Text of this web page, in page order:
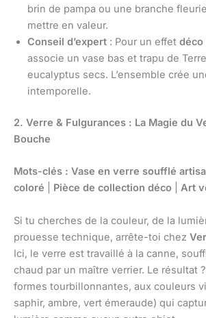
brin de pampa ou une branche
mettre en valeur.
Conseil d’expert : Pour un effet déco
associe un vase bas et trapu de
eucalyptus secs. L’ensemble crée
intemporelle.
2. Verre & Fulgurances : La Magie du
Bouche
Mots-clés : Vase en verre soufflé
coloré
Pièce de collection déco Art
Si tu cherches de la couleur, de la
prouesse technique, arrête-toi chez
Ici, le verre est travaillé à la canne,
chaud par un maître verrier. Le résultat
formes tourbillonnantes, aux couleurs
saphir, ambre, vert émeraude) qui